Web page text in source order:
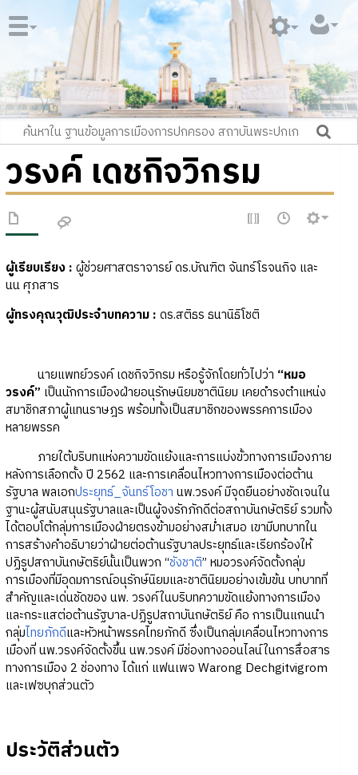
วรงค์ เดชกิจวิกรม
ผู้เรียบเรียง : ผู้ช่วยศาสตราจารย์ ดร.บัณฑิต จันทร์โรจนกิจ และ
นน ศุภสาร
ผู้ทรงคุณวุฒิประจำบทความ : ดร.สติธร ธนานิธิโชติ
นายแพทย์วรงค์ เดชกิจวิกรม หรือรู้จักโดยทั่วไปว่า “หมอ
วรงค์” เป็นนักการเมืองฝ่ายอนุรักษนิยมชาตินิยม เคยดำรงตำแหน่ง
สมาชิกสภาผู้แทนราษฎร พร้อมทั้งเป็นสมาชิกของพรรคการเมือง
หลายพรรค
ภายใต้บริบทแห่งความขัดแย้งและการแบ่งขั้วทางการเมืองภาย
หลังการเลือกตั้ง ปี 2562 และการเคลื่อนไหวทางการเมืองต่อต้าน
รัฐบาล พลเอกประยุทธ์_จันทร์โอชา นพ.วรงค์ มีจุดยืนอย่างชัดเจนใน
ฐานะผู้สนับสนุนรัฐบาลและเป็นผู้จงรักภักดีต่อสถาบันกษัตริย์ รวมทั้ง
ได้ตอบโต้กลุ่มการเมืองฝ่ายตรงข้ามอย่างสม่ำเสมอ เขามีบทบาทใน
การสร้างคำอธิบายว่าฝ่ายต่อต้านรัฐบาลประยุทธ์และเรียกร้องให้
ปฏิรูปสถาบันกษัตริย์นั้นเป็นพวก “ชังชาติ” หมอวรงค์จัดตั้งกลุ่ม
การเมืองที่มีอุดมการณ์อนุรักษ์นิยมและชาตินิยมอย่างเข้มข้น บทบาทที่
สำคัญและเด่นชัดของ นพ. วรงค์ในบริบทความขัดแย้งทางการเมือง
และกระแสต่อต้านรัฐบาล-ปฏิรูปสถาบันกษัตริย์ คือ การเป็นแกนนำ
กลุ่มไทยภักดีและหัวหน้าพรรคไทยภักดี ซึ่งเป็นกลุ่มเคลื่อนไหวทางการ
เมืองที่ นพ.วรงค์จัดตั้งขึ้น นพ.วรงค์ มีช่องทางออนไลน์ในการสื่อสาร
ทางการเมือง 2 ช่องทาง ได้แก่ แฟนเพจ Warong Dechgitvigrom
และเฟซบุกส่วนตัว
ประวัติส่วนตัว